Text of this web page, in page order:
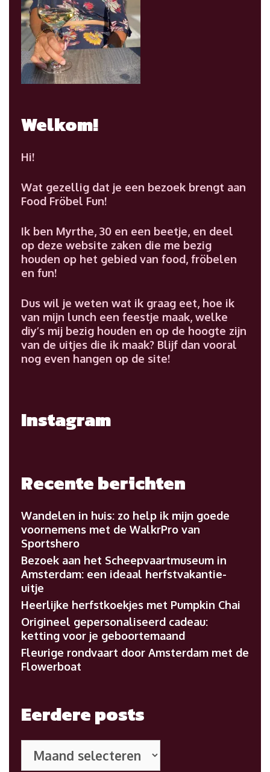
Welkom!
Hi!
Wat gezellig dat je een bezoek brengt aan
Food Fröbel Fun!
Ik ben Myrthe, 30 en een beetje, en deel
op deze website zaken die me bezig
houden op het gebied van food, fröbelen
en fun!
Dus wil je weten wat ik graag eet, hoe ik
van mijn lunch een feestje maak, welke
diy’s mij bezig houden en op de hoogte zijn
van de uitjes die ik maak? Blijf dan vooral
nog even hangen op de site!
Instagram
Recente berichten
Wandelen in huis: zo help ik mijn goede
voornemens met de WalkrPro van
Sportshero
Bezoek aan het Scheepvaartmuseum in
Amsterdam: een ideaal herfstvakantie-
uitje
Heerlijke herfstkoekjes met Pumpkin Chai
Origineel gepersonaliseerd cadeau:
ketting voor je geboortemaand
Fleurige rondvaart door Amsterdam met de
Flowerboat
Eerdere posts
posts